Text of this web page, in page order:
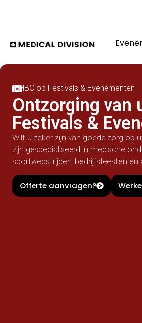
EHBO op Festivals & Evenementen
Ontzorging van
Festivals &
Wilt u zeker zijn van goede zorg op
zijn gespecialiseerd in medische
sportwedstrijden, bedrijfsfeesten en
Offerte aanvragen?